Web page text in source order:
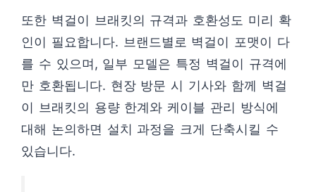
또한 벽걸이 브래킷의 규격과 호환성도 미리 확
인이 필요합니다. 브랜드별로 벽걸이 포맷이 다
를 수 있으며, 일부 모델은 특정 벽걸이 규격에
만 호환됩니다. 현장 방문 시 기사와 함께 벽걸
이 브래킷의 용량 한계와 케이블 관리 방식에
대해 논의하면 설치 과정을 크게 단축시킬 수
있습니다.